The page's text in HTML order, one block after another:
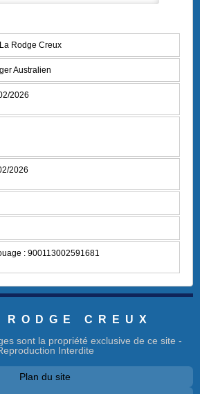
Rodge Creux
Australien
2026
2026
: 900113002591681
CREUX
sont la propriété exclusive de ce site -
Interdite
Plan du site